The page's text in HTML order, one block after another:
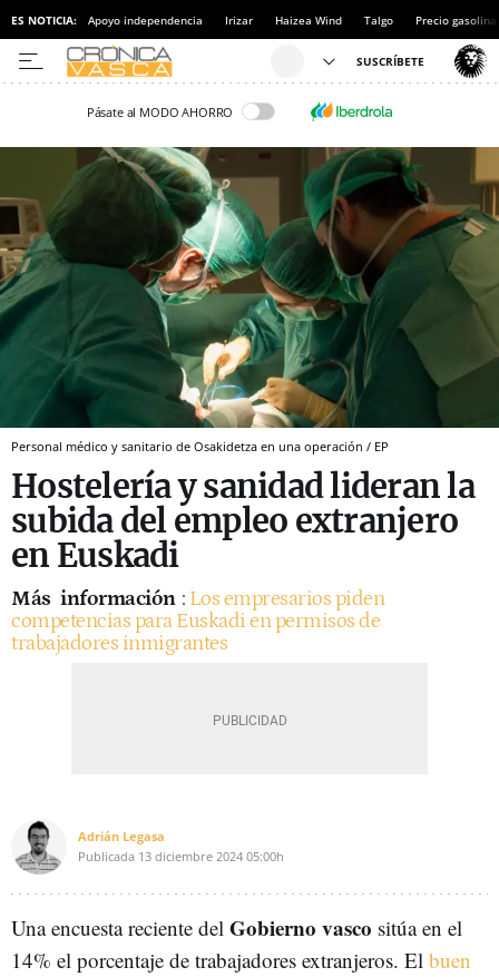
ES NOTICIA: Apoyo independencia Irizar Haizea Wind Talgo Precio gasolina
Pásate al MODO AHORRO
Personal médico y sanitario de Osakidetza en una operación / EP
Hostelería y sanidad lideran la
subida del empleo extranjero
en Euskadi
Más información : Los empresarios piden
competencias para Euskadi en permisos de
trabajadores inmigrantes
Adrián Legasa
Publicada 13 diciembre 2024 05:00h
Una encuesta reciente del Gobierno vasco sitúa en el
14% el porcentaje de trabajadores extranjeros. El buen